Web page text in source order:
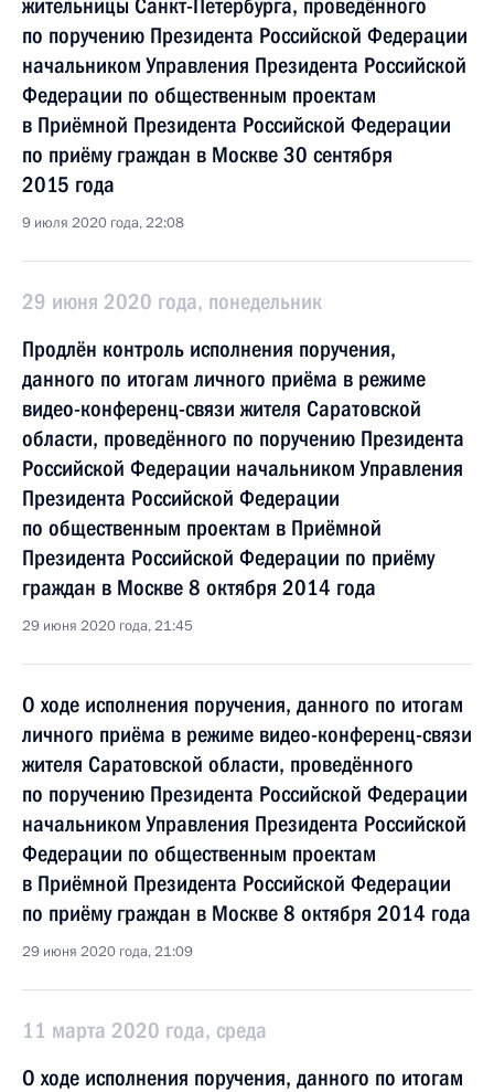
жительницы Санкт-Петербурга, проведённого
по поручению Президента Российской Федерации
начальником Управления Президента Российской
Федерации по общественным проектам
в Приёмной Президента Российской Федерации
по приёму граждан в Москве 30 сентября
2015 года
9 июля 2020 года, 22:08
29 июня 2020 года, понедельник
Продлён контроль исполнения поручения,
данного по итогам личного приёма в режиме
видео-конференц-связи жителя Саратовской
области, проведённого по поручению Президента
Российской Федерации начальником Управления
Президента Российской Федерации
по общественным проектам в Приёмной
Президента Российской Федерации по приёму
граждан в Москве 8 октября 2014 года
29 июня 2020 года, 21:45
О ходе исполнения поручения, данного по итогам
личного приёма в режиме видео-конференц-связи
жителя Саратовской области, проведённого
по поручению Президента Российской Федерации
начальником Управления Президента Российской
Федерации по общественным проектам
в Приёмной Президента Российской Федерации
по приёму граждан в Москве 8 октября 2014 года
29 июня 2020 года, 21:09
11 марта 2020 года, среда
О ходе исполнения поручения, данного по итогам